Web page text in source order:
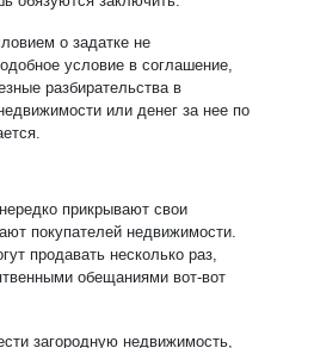
о задатке не
условие в соглашение,
разбирательства в
или денег за нее по
прикрывают свои
покупателей недвижимости.
продавать несколько раз,
обещаниями вот-вот
загородную недвижимость,